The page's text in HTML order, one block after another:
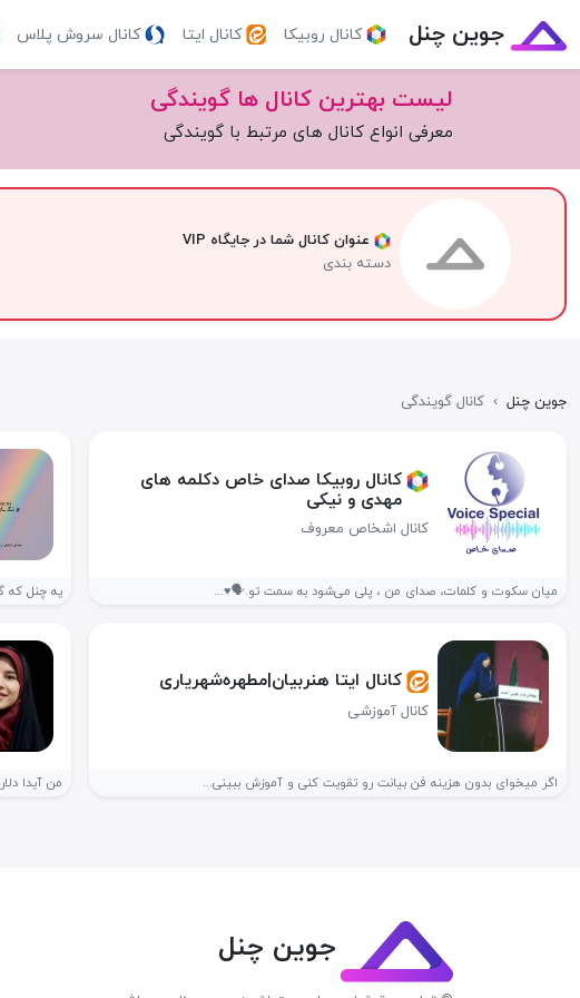
جوین چنل کانال روبیکا کانال ایتا کانال سروش پلاس
لیست بهترین کانال ها گویندگی
معرفی انواع کانال های مرتبط با گویندگی
عنوان کانال شما در جایگاه VIP
دسته بندی
جوین چنل › کانال گویندگی
کانال روبیکا صدای خاص دکلمه های
مهدی و نیکی
کانال اشخاص معروف
میان سکوت و کلمات، صدای من ، پلی می‌شود به سمت تو.🗣️♥️... یه چنل که
کانال ایتا هنربیان|مطهره‌شهریاری
کانال آموزشی
اگر میخوای بدون هزینه فن بیانت رو تقویت کنی و آموزش ببینی... من آیدا
جوین چنل